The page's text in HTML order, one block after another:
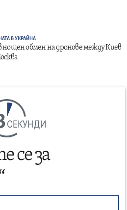
В УКРАЙНА
нощен обмен на дронове между Киев
СЕКУНДИ
се за